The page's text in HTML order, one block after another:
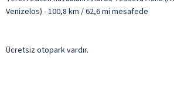
Venizelos) - 100,8 km / 62,6 mi mesafede
Ücretsiz otopark vardır.